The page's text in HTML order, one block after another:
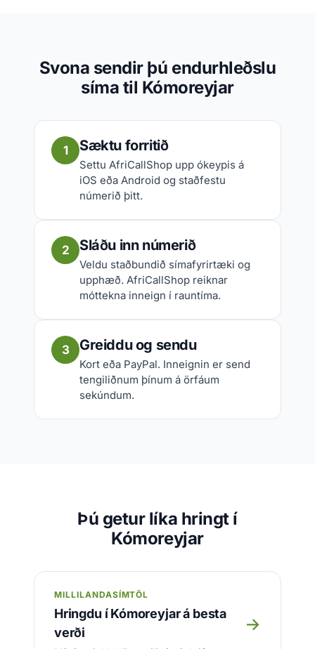
Svona sendir þú endurhleðslu
síma til Kómoreyjar
1 Sæktu forritið
Settu AfriCallShop upp ókeypis á
iOS eða Android og staðfestu
númerið þitt.
2 Sláðu inn númerið
Veldu staðbundið símafyrirtæki og
upphæð. AfriCallShop reiknar
móttekna inneign í rauntíma.
3 Greiddu og sendu
Kort eða PayPal. Inneignin er send
tengiliðnum þínum á örfáum
sekúndum.
Þú getur líka hringt í
Kómoreyjar
MILLILANDASÍMTÖL
Hringdu í Kómoreyjar á besta
verði
→